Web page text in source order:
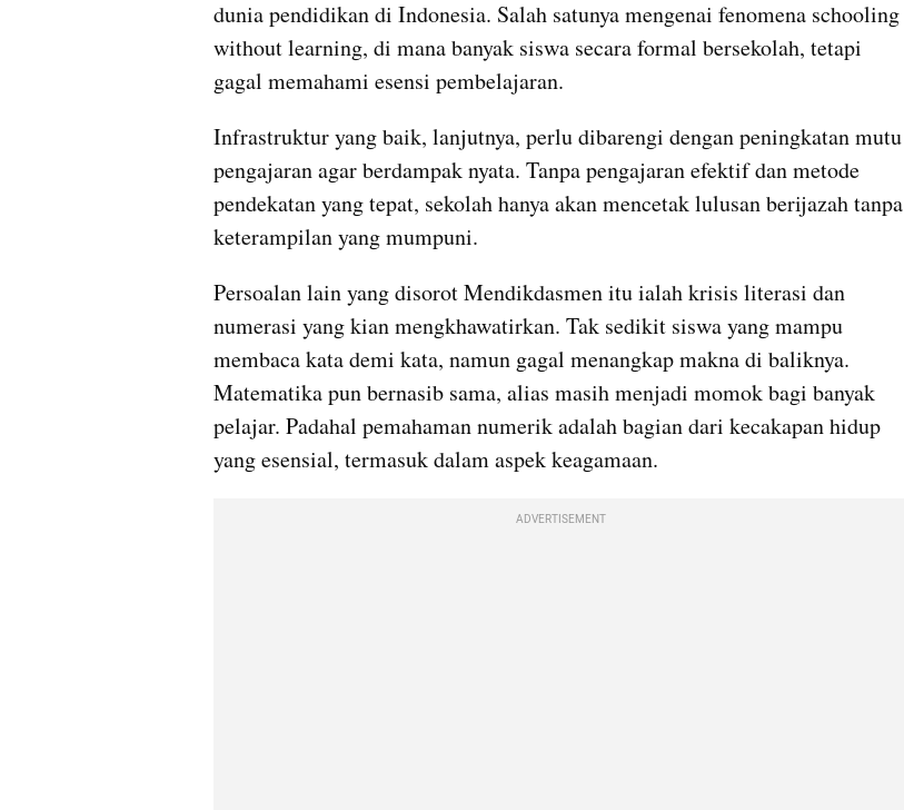
dunia pendidikan di Indonesia. Salah satunya mengenai fenomena schooling
without learning, di mana banyak siswa secara formal bersekolah, tetapi
gagal memahami esensi pembelajaran.
Infrastruktur yang baik, lanjutnya, perlu dibarengi dengan peningkatan mutu
pengajaran agar berdampak nyata. Tanpa pengajaran efektif dan metode
pendekatan yang tepat, sekolah hanya akan mencetak lulusan berijazah tanpa
keterampilan yang mumpuni.
Persoalan lain yang disorot Mendikdasmen itu ialah krisis literasi dan
numerasi yang kian mengkhawatirkan. Tak sedikit siswa yang mampu
membaca kata demi kata, namun gagal menangkap makna di baliknya.
Matematika pun bernasib sama, alias masih menjadi momok bagi banyak
pelajar. Padahal pemahaman numerik adalah bagian dari kecakapan hidup
yang esensial, termasuk dalam aspek keagamaan.
ADVERTISEMENT